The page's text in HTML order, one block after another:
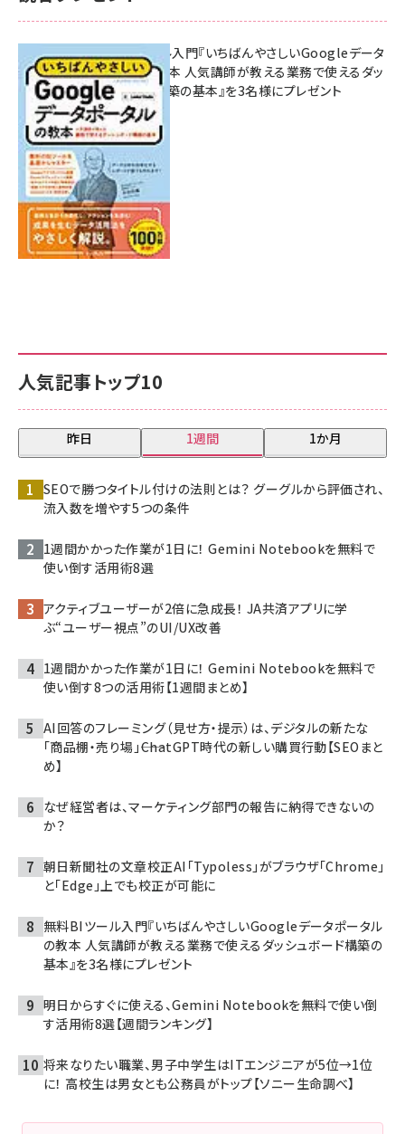
人気記事トップ10
昨日 1週間 1か月
SEOで勝つタイトル付けの法則とは？ グーグルから評価され、
流入数を増やす5つの条件
1週間かかった作業が1日に！ Gemini Notebookを無料で
使い倒す活用術8選
アクティブユーザーが2倍に急成長！ JA共済アプリに学
ぶ“ユーザー視点”のUI/UX改善
1週間かかった作業が1日に！ Gemini Notebookを無料で
使い倒す8つの活用術【1週間まとめ】
AI回答のフレーミング（見せ方・提示）は、デジタルの新たな
「商品棚・売り場」――ChatGPT時代の新しい購買行動【SEOまと
め】
なぜ経営者は、マーケティング部門の報告に納得できないの
か？
朝日新聞社の文章校正AI「Typoless」がブラウザ「Chrome」
と「Edge」上でも校正が可能に
無料BIツール入門『いちばんやさしいGoogleデータポータル
の教本 人気講師が教える業務で使えるダッシュボード構築の
基本』を3名様にプレゼント
明日からすぐに使える、Gemini Notebookを無料で使い倒
す活用術8選【週間ランキング】
将来なりたい職業、男子中学生はITエンジニアが5位→1位
に！ 高校生は男女とも公務員がトップ【ソニー生命調べ】
無料BIツール入門『いちばんやさしいGoogleデータ
ポータルの教本 人気講師が教える業務で使えるダッ
シュボード構築の基本』を3名様にプレゼント
7月31日 10:00